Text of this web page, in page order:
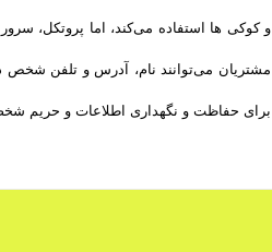
و کوکی ‌ها استفاده می‌کند، اما پروتکل،
مشتریان می‌توانند نام، آدرس و تلفن شخص
برای حفاظت و نگهداری اطلاعات و حریم